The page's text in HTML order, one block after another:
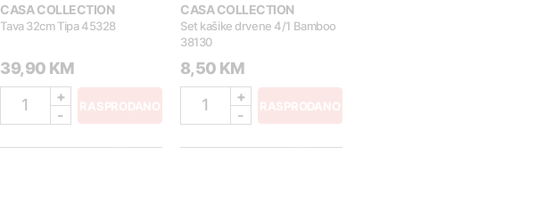
CASA COLLECTION
Tava 32cm Tipa 45328
39,90 KM
1
+
-
RASPRODANO
CASA COLLECTION
Set kašike drvene 4/1 Bamboo
38130
8,50 KM
1
+
-
RASPRODANO